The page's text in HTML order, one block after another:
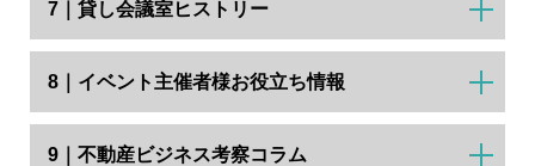
7｜貸し会議室ヒストリー
8｜イベント主催者様お役立ち情報
9｜不動産ビジネス考察コラム